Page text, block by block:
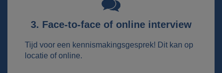
3. Face-to-face of online interview
Tijd voor een kennismakingsgesprek! Dit kan op
locatie of online.